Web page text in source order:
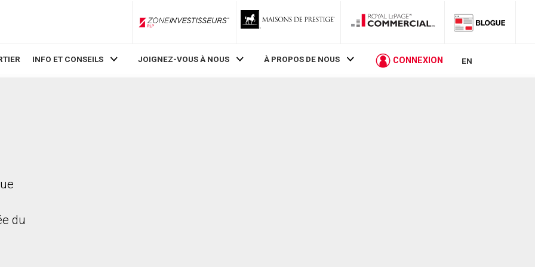
ZoneInvestisseurs RLP
INFO ET CONSEILS JOIGNEZ-VOUS À NOUS À PROPOS DE NOUS CONNEXION EN
du